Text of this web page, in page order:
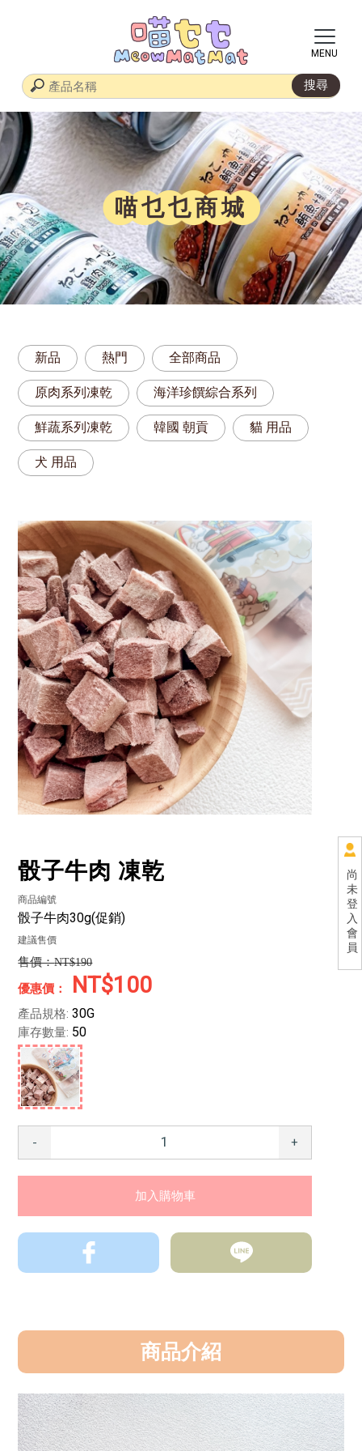
尚
未
登
入
會
員
喵乜乜商城
新品 熱門 全部商品
原肉系列凍乾 海洋珍饌綜合系列
鮮蔬系列凍乾 韓國 朝貢 貓 用品
犬 用品
骰子牛肉 凍乾
商品編號
骰子牛肉30g(促銷)
建議售價
NT$190
NT$100
產品規格: 30G
庫存數量: 50
- +
商品介紹